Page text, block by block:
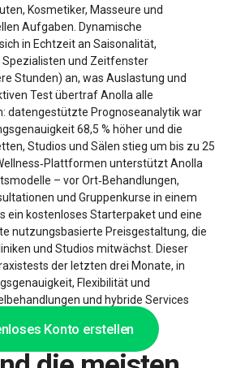
Kosmetiker, Masseure und
Aufgaben. Dynamische
in Echtzeit an Saisonalität,
Spezialisten und Zeitfenster
Stunden) an, was Auslastung und
Test übertraf Anolla alle
datengestützte Prognoseanalytik war
68,5 % höher und die
Studios und Sälen stieg um bis zu 25
unterstützt Anolla
– vor Ort‑Behandlungen,
und Gruppenkurse in einem
ein kostenloses Starterpaket und eine
nutzungsbasierte Preisgestaltung, die
und Studios mitwächst. Dieser
der letzten drei Monate, in
Flexibilität und
und hybride Services
Konto erstellen